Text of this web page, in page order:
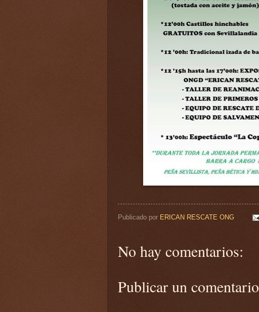
Publicado por ERICAN RESCATE ONG
No hay comentarios:
Publicar un comentario